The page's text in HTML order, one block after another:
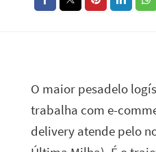
O maior pesadelo
trabalha com e-
delivery atende pelo